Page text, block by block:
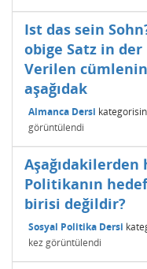
Ist das sein
obige Satz in
Verilen
aşağıdak
Almanca Dersi
görüntülendi
Aşağıdakilerden
Politikanın
birisi değildir?
Sosyal Politika Dersi
kez görüntülendi